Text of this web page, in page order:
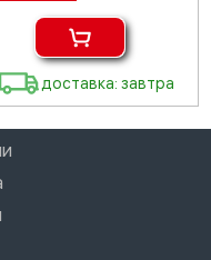
доставка: завтра